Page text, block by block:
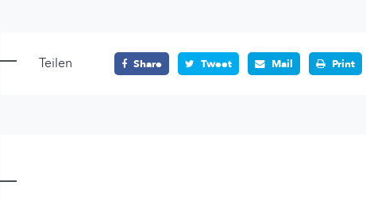
Teilen Share Tweet Mail Print